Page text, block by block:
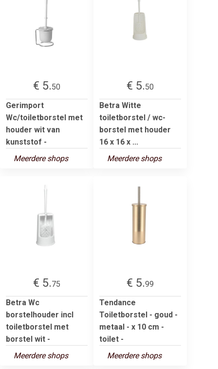
€ 5.50
Gerimport
Wc/toiletborstel met
houder wit van
kunststof -
Meerdere shops
€ 5.50
Betra Witte
toiletborstel / wc-
borstel met houder
16 x 16 x ...
Meerdere shops
€ 5.75
Betra Wc
borstelhouder incl
toiletborstel met
borstel wit -
Meerdere shops
€ 5.99
Tendance
Toiletborstel - goud -
metaal - x 10 cm -
toilet -
Meerdere shops